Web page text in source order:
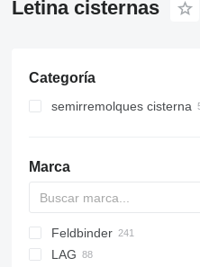
Letina cisternas
Categoría
semirremolques cisterna
Marca
SVM
NCG
NG
CB
T-series
SAPL
KIS
STF
ADR
BPDO
SOA
K series
LPG
45
AMMONIA
LPG
Carrytank
TF
Feldbinder
EUT
ASW
TX
Stralis
Modulo
TSA
SSK
LAG